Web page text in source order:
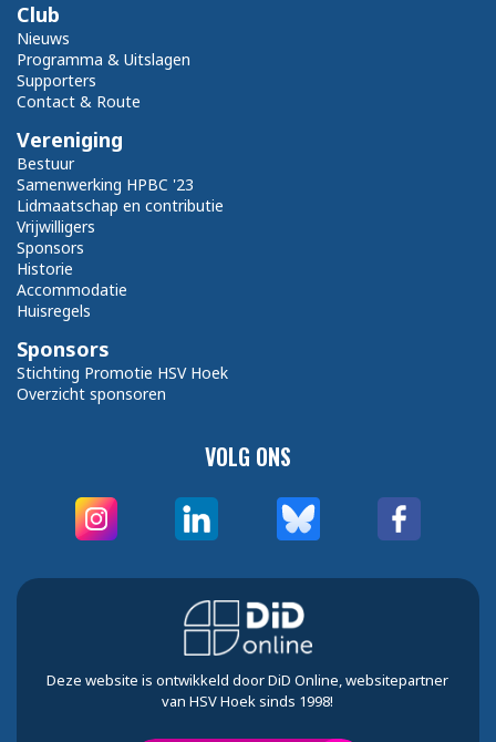
VOLG ONS
Club
Nieuws
Programma & Uitslagen
Supporters
Contact & Route
Vereniging
Bestuur
Samenwerking HPBC '23
Lidmaatschap en contributie
Vrijwilligers
Sponsors
Historie
Accommodatie
Huisregels
Sponsors
Stichting Promotie HSV Hoek
Overzicht sponsoren
Deze website is ontwikkeld door DiD Online, websitepartner
van HSV Hoek sinds 1998!